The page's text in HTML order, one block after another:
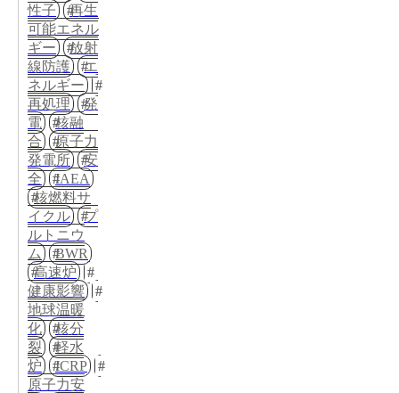
性子
再生
可能エネル
ギー
放射
線防護
エ
ネルギー
再処理
発
電
核融
合
原子力
発電所
安
全
IAEA
核燃料サ
イクル
プ
ルトニウ
ム
BWR
高速炉
健康影響
地球温暖
化
核分
裂
軽水
炉
ICRP
原子力安